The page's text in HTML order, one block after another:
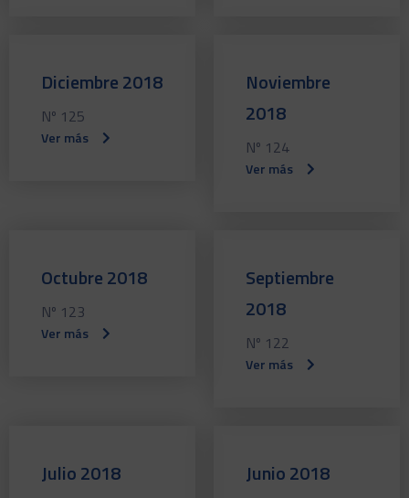
Diciembre 2018
Nº 125
Ver más
Noviembre
2018
Nº 124
Ver más
Octubre 2018
Nº 123
Ver más
Septiembre
2018
Nº 122
Ver más
Julio 2018 Junio 2018